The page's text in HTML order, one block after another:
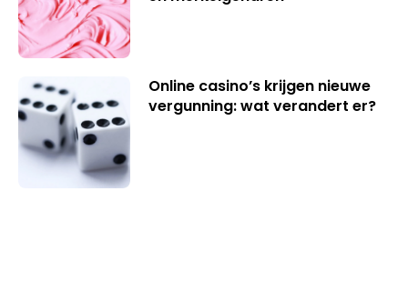
Online casino’s krijgen nieuwe
vergunning: wat verandert er?